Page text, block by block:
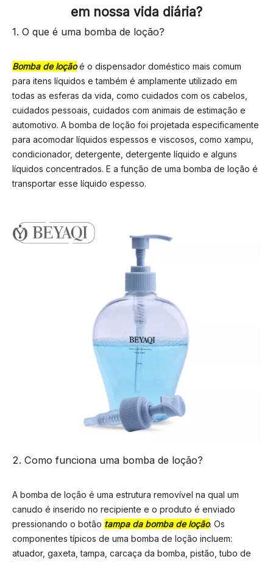
em nossa vida diária?
1. O que é uma bomba de loção?
Bomba de loção é o dispensador doméstico mais comum
para itens líquidos e também é amplamente utilizado em
todas as esferas da vida, como cuidados com os cabelos,
cuidados pessoais, cuidados com animais de estimação e
automotivo. A bomba de loção foi projetada especificamente
para acomodar líquidos espessos e viscosos, como xampu,
condicionador, detergente, detergente líquido e alguns
líquidos concentrados. E a função de uma bomba de loção é
transportar esse líquido espesso.
2. Como funciona uma bomba de loção?
A bomba de loção é uma estrutura removível na qual um
canudo é inserido no recipiente e o produto é enviado
pressionando o botão tampa da bomba de loção. Os
componentes típicos de uma bomba de loção incluem:
atuador, gaxeta, tampa, carcaça da bomba, pistão, tubo de